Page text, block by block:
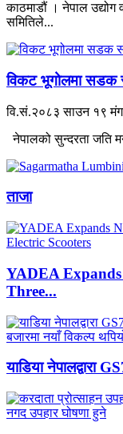
काठमाडौं । नेपाल उद्योग
समितिले...
विकट भूगोलमा सडक
वि.सं.२०८३ साउन १९
नेपालको सुन्दरता जति
ताजा
YADEA
Three...
याडिया नेपालद्वारा